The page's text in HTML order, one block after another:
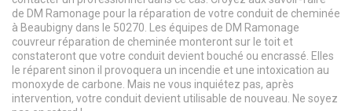
de DM Ramonage pour la réparation de votre conduit de cheminée
à Beaubigny dans le 50270. Les équipes de DM Ramonage
couvreur réparation de cheminée monteront sur le toit et
constateront que votre conduit devient bouché ou encrassé. Elles
le réparent sinon il provoquera un incendie et une intoxication au
monoxyde de carbone. Mais ne vous inquiétez pas, après
intervention, votre conduit devient utilisable de nouveau. Ne soyez